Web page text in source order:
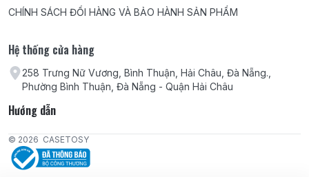
CHÍNH SÁCH ĐỔI HÀNG VÀ BẢO HÀNH SẢN PHẨM
Hệ thống cửa hàng
258 Trưng Nữ Vương, Bình Thuận, Hải Châu, Đà Nẵng.,
Phường Bình Thuận, Đà Nẵng - Quận Hải Châu
Hướng dẫn
© 2026 CASETOSY